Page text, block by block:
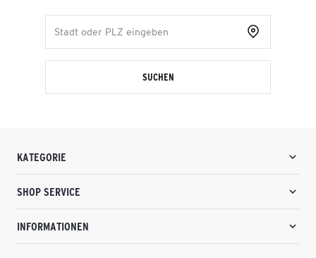
SUCHEN
KATEGORIE
SHOP SERVICE
INFORMATIONEN